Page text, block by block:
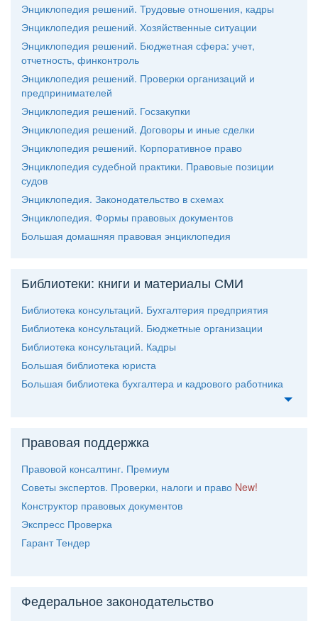
Энциклопедия решений. Трудовые отношения, кадры
Энциклопедия решений. Хозяйственные ситуации
Энциклопедия решений. Бюджетная сфера: учет,
отчетность, финконтроль
Энциклопедия решений. Проверки организаций и
предпринимателей
Энциклопедия решений. Госзакупки
Энциклопедия решений. Договоры и иные сделки
Энциклопедия решений. Корпоративное право
Энциклопедия судебной практики. Правовые позиции
судо
Энциклопедия. Законодательство в схемах
Энциклопедия. Формы правовых документо
Большая домашняя правовая энциклопедия
Библиотеки: книги и материалы СМИ
Библиотека консультаций. Бухгалтерия предприятия
Библиотека консультаций. Бюджетные организации
Библиотека консультаций. Кадры
Большая библиотека юриста
Большая библиотека бухгалтера и кадрового работника
Правовая поддержка
Правовой консалтинг. Премиум
Советы экспертов. Проверки, налоги и право New!
Конструктор правовых документо
Экспресс Проверка
Гарант Тендер
Федеральное законодательство